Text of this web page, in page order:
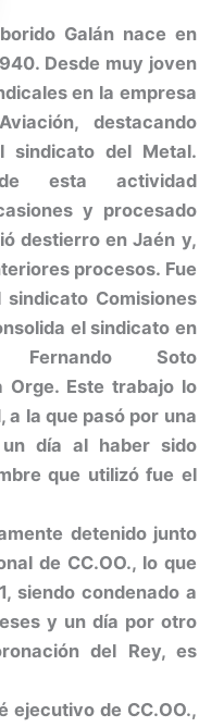
Galán nace en
Desde muy joven
en la empresa
destacando
sindicato del Metal.
esta actividad
y procesado
destierro en Jaén y,
procesos. Fue
Comisiones
el sindicato en
Soto
Este trabajo lo
a la que pasó por una
día al haber sido
que utilizó fue el
detenido junto
de CC.OO., lo que
siendo condenado a
y un día por otro
del Rey, es
ejecutivo de CC.OO.,